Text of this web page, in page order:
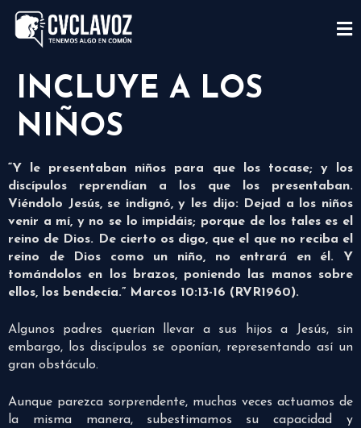
INCLUYE A LOS
NIÑOS
“Y le presentaban niños para que los tocase; y los
discípulos reprendían a los que los presentaban.
Viéndolo Jesús, se indignó, y les dijo: Dejad a los niños
venir a mí, y no se lo impidáis; porque de los tales es el
reino de Dios. De cierto os digo, que el que no reciba el
reino de Dios como un niño, no entrará en él. Y
tomándolos en los brazos, poniendo las manos sobre
ellos, los bendecía.” Marcos 10:13-16 (RVR1960).
Algunos padres querían llevar a sus hijos a Jesús, sin
embargo, los discípulos se oponían, representando así un
gran obstáculo.
Aunque parezca sorprendente, muchas veces actuamos de
la misma manera, subestimamos su capacidad y